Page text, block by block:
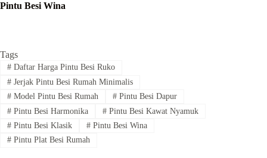
Pintu Besi Wina
Tags
#Daftar Harga Pintu Besi Ruko
#Jerjak Pintu Besi Rumah Minimalis
#Model Pintu Besi Rumah #Pintu Besi Dapur
#Pintu Besi Harmonika #Pintu Besi Kawat Nyamuk
#Pintu Besi Klasik #Pintu Besi Wina
#Pintu Plat Besi Rumah